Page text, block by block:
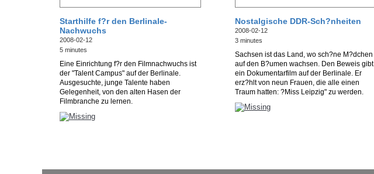
Starthilfe f?r den Berlinale-
Nachwuchs
2008-02-12
5 minutes
Eine Einrichtung f?r den Filmnachwuchs ist
der "Talent Campus" auf der Berlinale.
Ausgesuchte, junge Talente haben
Gelegenheit, von den alten Hasen der
Filmbranche zu lernen.
Nostalgische DDR-Sch?nheiten
2008-02-12
3 minutes
Sachsen ist das Land, wo sch?ne M?dchen
auf den B?umen wachsen. Den Beweis gibt
ein Dokumentarfilm auf der Berlinale. Er
erz?hlt von neun Frauen, die alle einen
Traum hatten: ?Miss Leipzig" zu werden.